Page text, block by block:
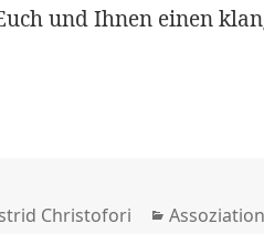
und Ihnen einen
Christofori Kategorien